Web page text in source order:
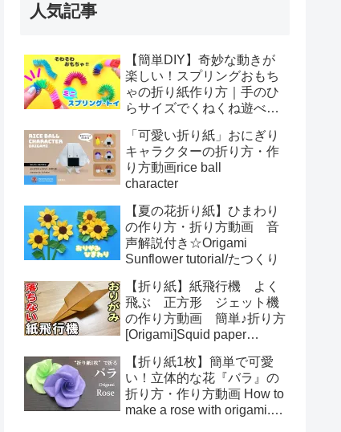
人気記事
【簡単DIY】奇妙な動きが
楽しい！スプリングおもち
ゃの折り紙作り方｜手のひ
らサイズでくねくね遊べ
toys Origami
「可愛い折り紙」おにぎり
キャラクターの折り方・作
り方動画rice ball
character
【夏の花折り紙】ひまわり
の作り方・折り方動画 音
声解説付き☆Origami
Sunflower tutorial/たつくり
【折り紙】紙飛行機 よく
飛ぶ 正方形 ジェット機
の作り方動画 簡単♪折り方
[Origami]Squid paper
【折り紙1枚】簡単で可愛
い！立体的な花『バラ』の
折り方・作り方動画 How to
make a rose with origami.It's